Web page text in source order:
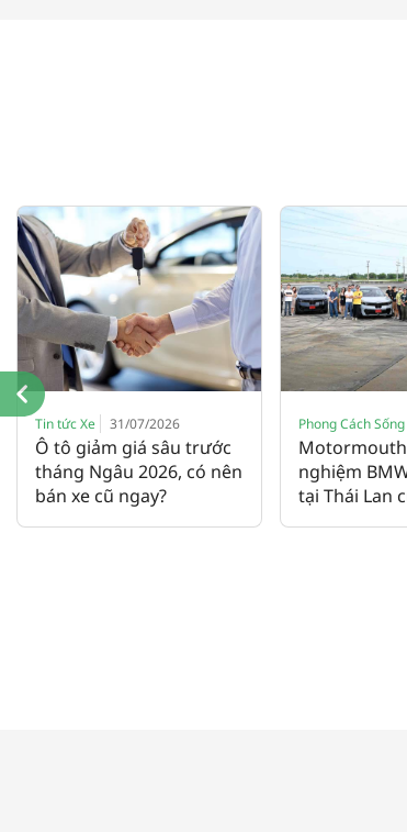
Tin tức Xe 31/07/2026
Ô tô giảm giá sâu trước
tháng Ngâu 2026, có nên
bán xe cũ ngay?
Phong Cách Sống
nghiệm
tại Thái Lan